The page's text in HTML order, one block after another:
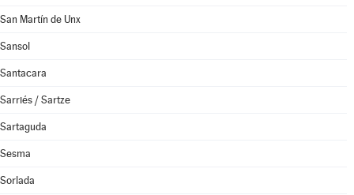
San Martín de Unx
Sansol
Santacara
Sarriés / Sartze
Sartaguda
Sesma
Sorlada